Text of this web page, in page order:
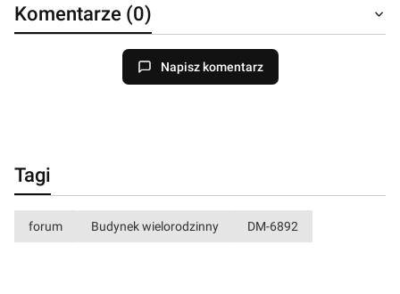
Komentarze (0)
Napisz komentarz
Tagi
forum Budynek wielorodzinny DM-6892